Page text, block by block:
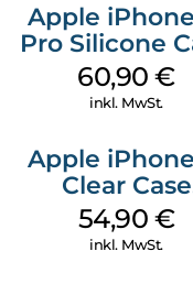
Apple
Pro Silicone
MagSafe
Gray
60,90€
inkl. MwSt.
Apple
Clear Case
MagSafe
Transparent
54,90 €
inkl. MwSt.